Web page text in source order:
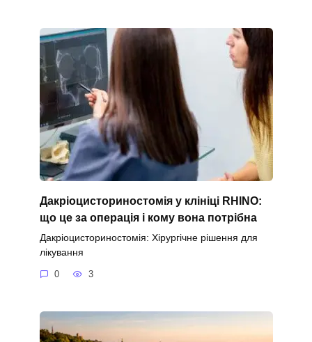
Дакріоцисториностомія у клініці RHINO:
що це за операція і кому вона потрібна
Дакріоцисториностомія: Хірургічне рішення для
лікування
0 3